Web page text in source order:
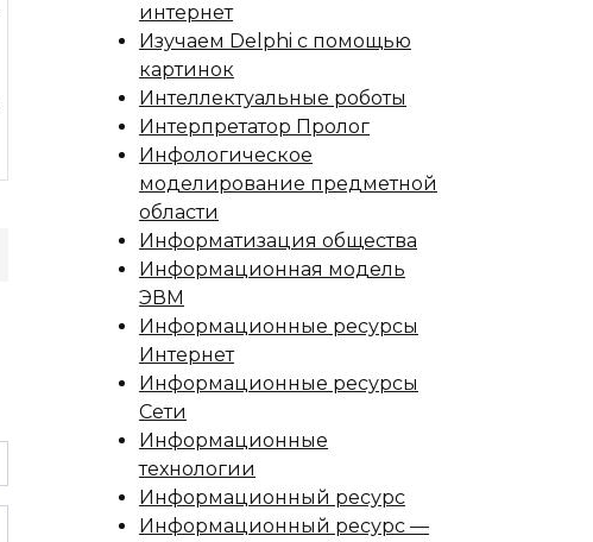
интернет
Изучаем Delphi с помощью
картинок
Интеллектуальные роботы
Интерпретатор Пролог
Инфологическое
моделирование предметной
области
Информатизация общества
Информационная модель
ЭВМ
Информационные ресурсы
Интернет
Информационные ресурсы
Сети
Информационные
технологии
Информационный ресурс
Информационный ресурс —